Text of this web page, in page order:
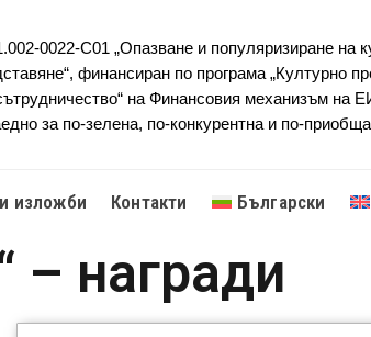
0022-C01 „Опазване и популяризиране на
финансиран по програма „Културно
на Финансовия механизъм на
за по-зелена, по-конкурентна и по-
изложби Контакти Български
– награди